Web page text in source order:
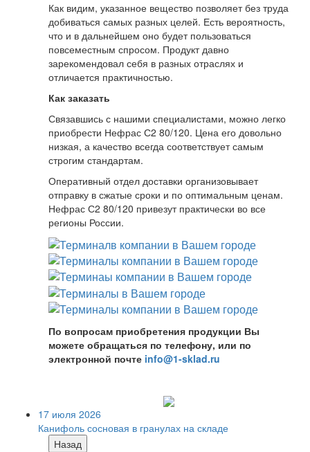
Как видим, указанное вещество позволяет без труда
добиваться самых разных целей. Есть вероятность,
что и в дальнейшем оно будет пользоваться
повсеместным спросом. Продукт давно
зарекомендовал себя в разных отраслях и
отличается практичностью.
Как заказать
Связавшись с нашими специалистами, можно легко
приобрести Нефрас С2 80/120. Цена его довольно
низкая, а качество всегда соответствует самым
строгим стандартам.
Оперативный отдел доставки организовывает
отправку в сжатые сроки и по оптимальным ценам.
Нефрас С2 80/120 привезут практически во все
регионы России.
По вопросам приобретения продукции Вы
можете обращаться по телефону, или по
электронной почте info@1-sklad.ru
17 июля 2026
Канифоль сосновая в гранулах на складе
Назад